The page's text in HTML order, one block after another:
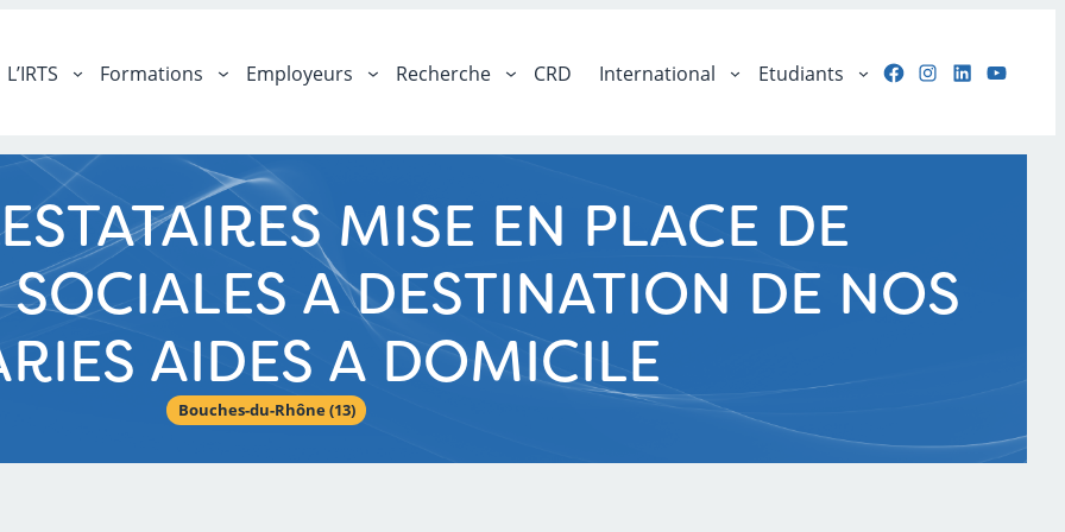
L’IRTS Formations Employeurs Recherche CRD International Etudiants Facebook
Instagram
LinkedIn
MISE EN PLACE DE
A DESTINATION DE NOS
AIDES A DOMICILE
Bouches-du-Rhône (13)